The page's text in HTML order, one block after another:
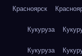
Красноярск
Кукуруза
Кукуруза